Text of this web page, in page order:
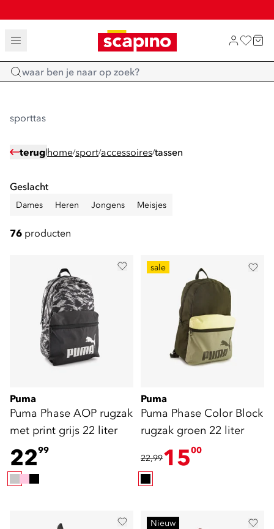
TOT 70% KORTING OP SALE
SHOP NIEUW
Home
sporttas
terug home/sport/accessoires/tassen
Geslacht
Dames Heren Jongens Meisjes
76 producten
Puma
Puma Phase AOP rugzak
met print grijs 22 liter
2299
sale
Puma
Puma Phase Color Block
rugzak groen 22 liter
22,991500
Nieuw